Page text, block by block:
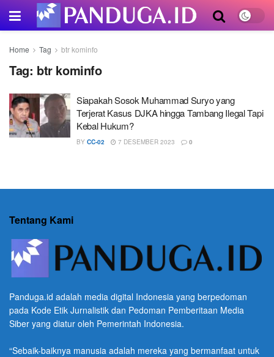
Home Tag btr kominfo
Tag: btr kominfo
Siapakah Sosok Muhammad Suryo yang
Terjerat Kasus DJKA hingga Tambang Ilegal Tapi
Kebal Hukum?
BY CC-02 7 DESEMBER 2023 0
Tentang Kami
Panduga.id adalah media digital Indonesia yang berpedoman
pada Kode Etik Jurnalistik dan Pedoman Pemberitaan Media
Siber yang diatur oleh Pemerintah Indonesia.
“Sebaik-baiknya manusia adalah mereka yang bermanfaat untuk